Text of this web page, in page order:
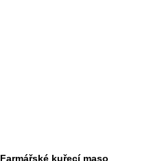
Farmářské kuřecí maso